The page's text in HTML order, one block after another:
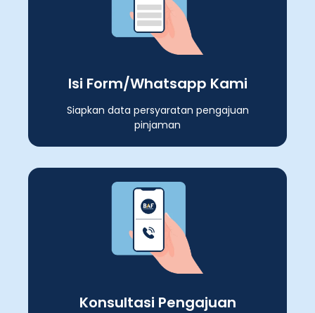
Isi Form/Whatsapp Kami
Siapkan data persyaratan pengajuan
pinjaman
Konsultasi Pengajuan